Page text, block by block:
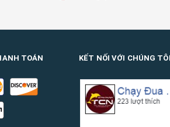
TOÁN KẾT NỐI VỚI CHÚNG TÔI